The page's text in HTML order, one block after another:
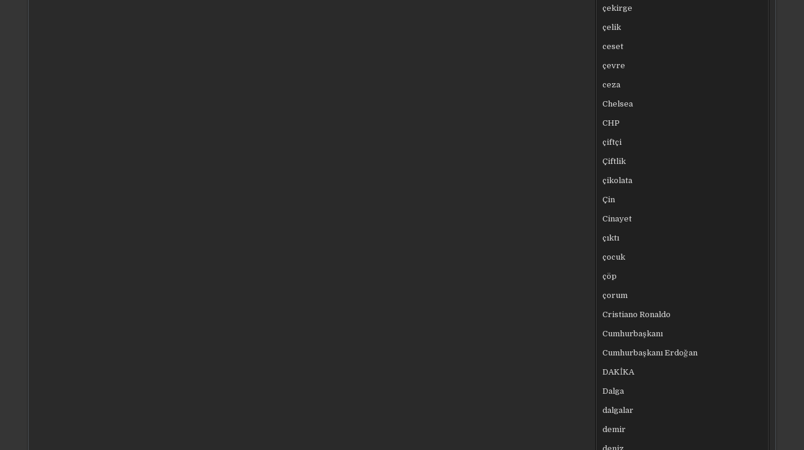
çekirge
çelik
ceset
çevre
ceza
Chelsea
CHP
çiftçi
Çiftlik
çikolata
Çin
Cinayet
çıktı
çocuk
çöp
çorum
Cristiano Ronaldo
Cumhurbaşkanı
Cumhurbaşkanı Erdoğan
DAKİKA
Dalga
dalgalar
demir